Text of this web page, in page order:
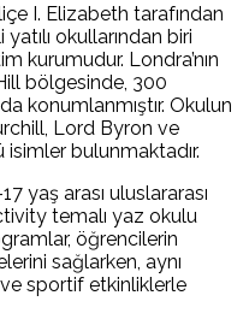
I. Elizabeth tarafından
okullarından biri
kurumudur. Londra’nın
bölgesinde, 300
konumlanmıştır. Okulun
Lord Byron ve
bulunmaktadır.
yaş arası uluslararası
temalı yaz okulu
öğrencilerin
sağlarken, aynı
sportif etkinliklerle